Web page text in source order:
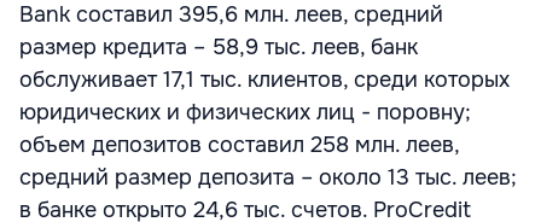
Bank составил 395,6 млн. леев, средний
размер кредита – 58,9 тыс. леев, банк
обслуживает 17,1 тыс. клиентов, среди которых
юридических и физических лиц - поровну;
объем депозитов составил 258 млн. леев,
средний размер депозита – около 13 тыс. леев;
в банке открыто 24,6 тыс. счетов. ProCredit